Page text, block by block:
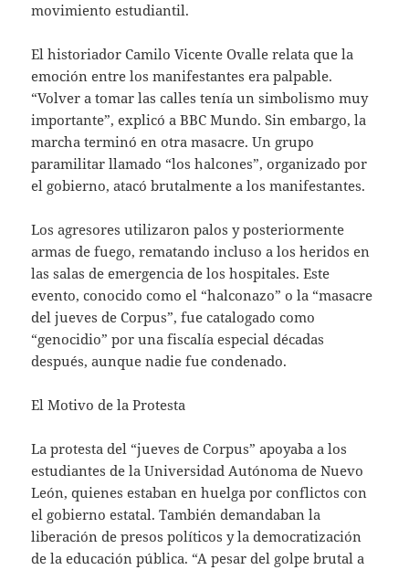
movimiento estudiantil.
El historiador Camilo Vicente Ovalle relata que la
emoción entre los manifestantes era palpable.
“Volver a tomar las calles tenía un simbolismo muy
importante”, explicó a BBC Mundo. Sin embargo, la
marcha terminó en otra masacre. Un grupo
paramilitar llamado “los halcones”, organizado por
el gobierno, atacó brutalmente a los manifestantes.
Los agresores utilizaron palos y posteriormente
armas de fuego, rematando incluso a los heridos en
las salas de emergencia de los hospitales. Este
evento, conocido como el “halconazo” o la “masacre
del jueves de Corpus”, fue catalogado como
“genocidio” por una fiscalía especial décadas
después, aunque nadie fue condenado.
El Motivo de la Protesta
La protesta del “jueves de Corpus” apoyaba a los
estudiantes de la Universidad Autónoma de Nuevo
León, quienes estaban en huelga por conflictos con
el gobierno estatal. También demandaban la
liberación de presos políticos y la democratización
de la educación pública. “A pesar del golpe brutal a